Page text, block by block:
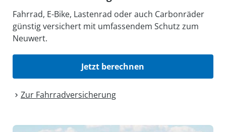
Fahrrad, E-Bike, Lastenrad oder auch Carbonräder
günstig versichert mit umfassendem Schutz zum
Neuwert.
Jetzt berechnen
Zur Fahrrad­versicherung